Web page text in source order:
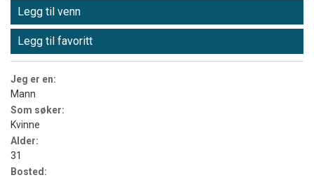
Legg til venn
Legg til favoritt
Jeg er en:
Mann
Som søker:
Kvinne
Alder:
31
Bosted: